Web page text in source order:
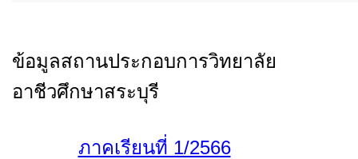
ข้อมูลสถานประกอบการวิทยาลัย
อาชีวศึกษาสระบุรี
ภาคเรียนที่ 1/2566